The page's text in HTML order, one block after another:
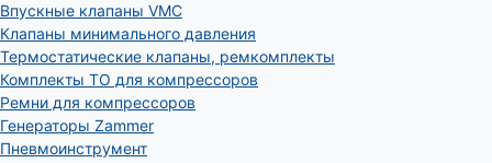
Впускные клапаны VMC
Клапаны минимального давления
Термостатические клапаны, ремкомплекты
Комплекты ТО для компрессоров
Ремни для компрессоров
Генераторы Zammer
Пневмоинструмент